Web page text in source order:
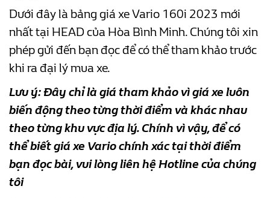
Dưới đây là bảng giá xe Vario 160i 2023 mới
nhất tại HEAD của Hòa Bình Minh. Chúng tôi xin
phép gửi đến bạn đọc để có thể tham khảo trước
khi ra đại lý mua xe.
Lưu ý: Đây chỉ là giá tham khảo vì giá xe luôn
biến động theo từng thời điểm và khác nhau
theo từng khu vực địa lý. Chính vì vậy, để có
thể biết giá xe Vario chính xác tại thời điểm
bạn đọc bài, vui lòng liên hệ Hotline của chúng
tôi